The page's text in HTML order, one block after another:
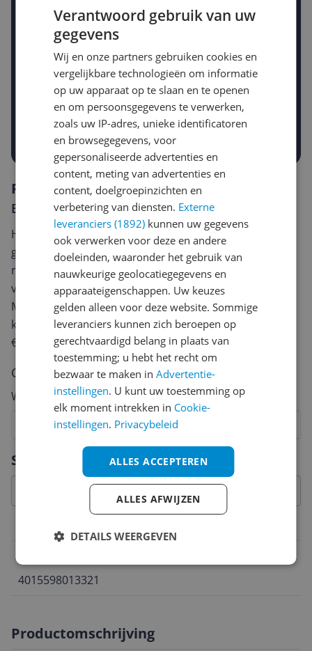
Krijg een seintje zodra de prijs zakt
Jouw e-mailadres
Gewenste daling of bedrag
-5% -10% -15%
Gewenste prijs
€
Specificaties
4015598013321
Productomschrijving
Reviews
Er zijn nog geen reviews geschreven
Heb jij dit product in bezit en wil je graag je mening
geven? Start dan hieronder met het schrijven van je
review. Afhankelijk van de details duurt het schrijven
van een review gemiddeld tussen de 3 en 10 minuten.
Met jouw mening help je andere bezoekers een betere
keuze te maken én maak je iedere maand kans op
€250,-!
Klik hier voor de actievoorwaarden.
Cijfer
Welk cijfer geef jij dit product?
6
5
4
3
2
Vraag 1 van 4
Verantwoord gebruik van uw
gegevens
Wij en onze partners gebruiken cookies en
vergelijkbare technologieën om informatie
op uw apparaat op te slaan en te openen
en om persoonsgegevens te verwerken,
zoals uw IP-adres, unieke identificatoren
en browsegegevens, voor
gepersonaliseerde advertenties en
content, meting van advertenties en
content, doelgroepinzichten en
verbetering van diensten. Externe
leveranciers (1892) kunnen uw gegevens
ook verwerken voor deze en andere
doeleinden, waaronder het gebruik van
nauwkeurige geolocatiegegevens en
apparaateigenschappen. Uw keuzes
gelden alleen voor deze website. Sommige
leveranciers kunnen zich beroepen op
gerechtvaardigd belang in plaats van
toestemming; u hebt het recht om
bezwaar te maken inAdvertentie-
instellingen. U kunt uw toestemming op
elk moment intrekken in Cookie-
instellingen. Privacybeleid
ALLES ACCEPTEREN
ALLES AFWIJZEN
DETAILS WEERGEVEN